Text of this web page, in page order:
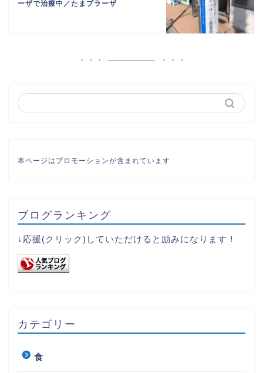
ーザで治療中／たまプラーザ
本ページはプロモーションが含まれています
ブログランキング
↓応援(クリック)していただけると励みになります！
カテゴリー
食